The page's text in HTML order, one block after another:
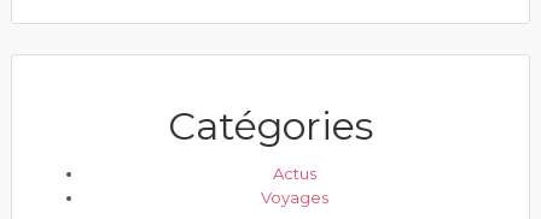
Catégories
Actus
Voyages